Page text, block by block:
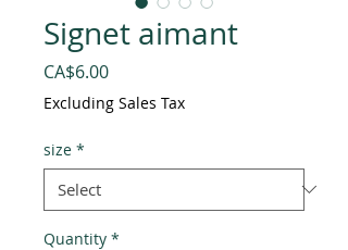
Signet aimant
CA$6.00Price
Excluding Sales Tax
size *
Quantity *